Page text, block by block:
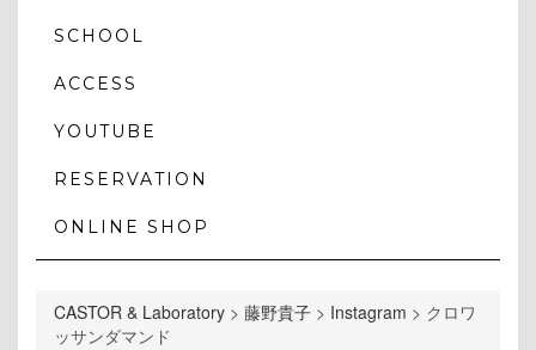
SCHOOL
ACCESS
YOUTUBE
RESERVATION
ONLINE SHOP
CASTOR & Laboratory > 藤野貴子 > Instagram > クロワ
ッサンダマンド